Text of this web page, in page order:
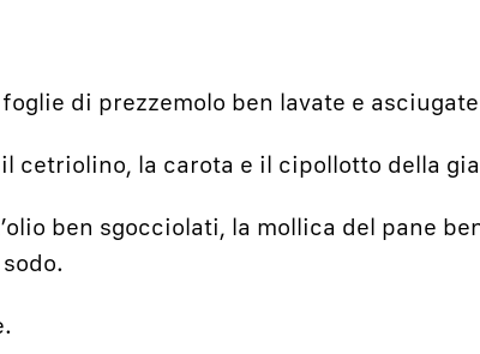
di prezzemolo ben lavate e
cetriolino, la carota e il cipollotto della
ben sgocciolati, la mollica del pane